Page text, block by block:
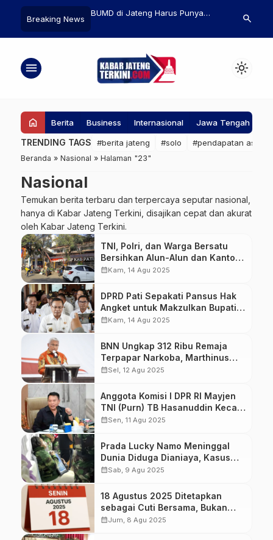
Breaking News
Gelaran
pada Tahun 2027
BUMD di Jateng Harus Punya
Dukung Swasembada Pangan
Walkot
Indonesian
search
menu light_mode
home Berita Business Internasional Jawa Tengah
TRENDING TAGS #berita jateng #solo #pendapatan asli
Beranda » Nasional » Halaman "23"
Nasional
Temukan berita terbaru dan terpercaya seputar nasional,
hanya di Kabar Jateng Terkini, disajikan cepat dan akurat
oleh Kabar Jateng Terkini.
TNI, Polri, dan Warga Bersatu
Bersihkan Alun-Alun dan Kantor
Bupati Pati Pasca Demo Ricuh
calendar_monthKam, 14 Agu 2025
DPRD Pati Sepakati Pansus Hak
Angket untuk Makzulkan Bupati
Sudewo
calendar_monthKam, 14 Agu 2025
BNN Ungkap 312 Ribu Remaja
Terpapar Narkoba, Marthinus
Hukom Minta Generasi Muda
calendar_monthSel, 12 Agu 2025
Anggota Komisi I DPR RI Mayjen
TNI (Purn) TB Hasanuddin Kecam
Kekerasan yang Menewaskan
calendar_monthSen, 11 Agu 2025
Prada Lucky Namo Meninggal
Dunia Diduga Dianiaya, Kasus
Masih Diselidiki TNI
calendar_monthSab, 9 Agu 2025
18 Agustus 2025 Ditetapkan
sebagai Cuti Bersama, Bukan
Libur Nasional
calendar_monthJum, 8 Agu 2025